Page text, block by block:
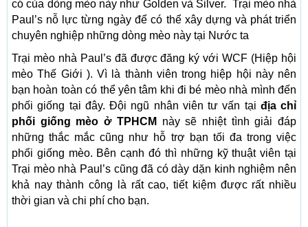
có của dòng mèo này như Golden và Silver. Trại mèo nhà
Paul’s nỗ lực từng ngày để có thể xây dựng và phát triển
chuyên nghiệp những dòng mèo này tại Nước ta
Trại mèo nhà Paul’s đã được đăng ký với WCF (Hiệp hội
mèo Thế Giới ). Vì là thành viên trong hiệp hội này nên
bạn hoàn toàn có thể yên tâm khi đi bé mèo nhà mình đến
phối giống tại đây. Đội ngũ nhân viên tư vấn tại địa chỉ
phối giống mèo ở TPHCM
này sẽ nhiệt tình giải đáp
những thắc mắc cũng như hỗ trợ bạn tối đa trong việc
phối giống mèo. Bên cạnh đó thì những kỹ thuật viên tại
Trại mèo nhà Paul’s cũng đã có dày dặn kinh nghiệm nên
khả nay thành công là rất cao, tiết kiệm được rất nhiều
thời gian và chi phí cho bạn.